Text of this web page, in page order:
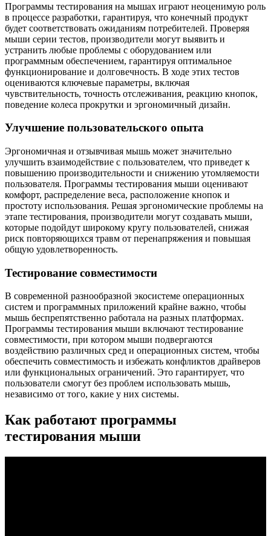
Программы тестирования на мышах играют неоценимую роль
в процессе разработки, гарантируя, что конечный продукт
будет соответствовать ожиданиям потребителей. Проверяя
мыши серии тестов, производители могут выявить и
устранить любые проблемы с оборудованием или
программным обеспечением, гарантируя оптимальное
функционирование и долговечность. В ходе этих тестов
оцениваются ключевые параметры, включая
чувствительность, точность отслеживания, реакцию кнопок,
поведение колеса прокрутки и эргономичный дизайн.
Улучшение пользовательского опыта
Эргономичная и отзывчивая мышь может значительно
улучшить взаимодействие с пользователем, что приведет к
повышению производительности и снижению утомляемости
пользователя. Программы тестирования мыши оценивают
комфорт, распределение веса, расположение кнопок и
простоту использования. Решая эргономические проблемы на
этапе тестирования, производители могут создавать мыши,
которые подойдут широкому кругу пользователей, снижая
риск повторяющихся травм от перенапряжения и повышая
общую удовлетворенность.
Тестирование совместимости
В современной разнообразной экосистеме операционных
систем и программных приложений крайне важно, чтобы
мышь беспрепятственно работала на разных платформах.
Программы тестирования мыши включают тестирование
совместимости, при котором мыши подвергаются
воздействию различных сред и операционных систем, чтобы
обеспечить совместимость и избежать конфликтов драйверов
или функциональных ограничений. Это гарантирует, что
пользователи смогут без проблем использовать мышь,
независимо от того, какие у них системы.
Как работают программы
тестирования мыши